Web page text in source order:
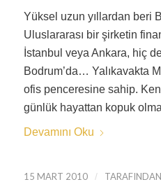
Yüksel uzun yıllardan beri
Uluslararası bir şirketin
İstanbul veya Ankara, hiç
Bodrum’da… Yalıkavakta
ofis penceresine sahip.
günlük hayattan kopuk
Devamını Oku
15 MART 2010 / TARAFINDAN